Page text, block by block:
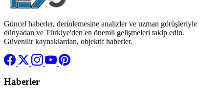
Güncel haberler, derinlemesine analizler ve uzman görüşleriyle
dünyadan ve Türkiye'den en önemli gelişmeleri takip edin.
Güvenilir kaynaklardan, objektif haberler.
Haberler